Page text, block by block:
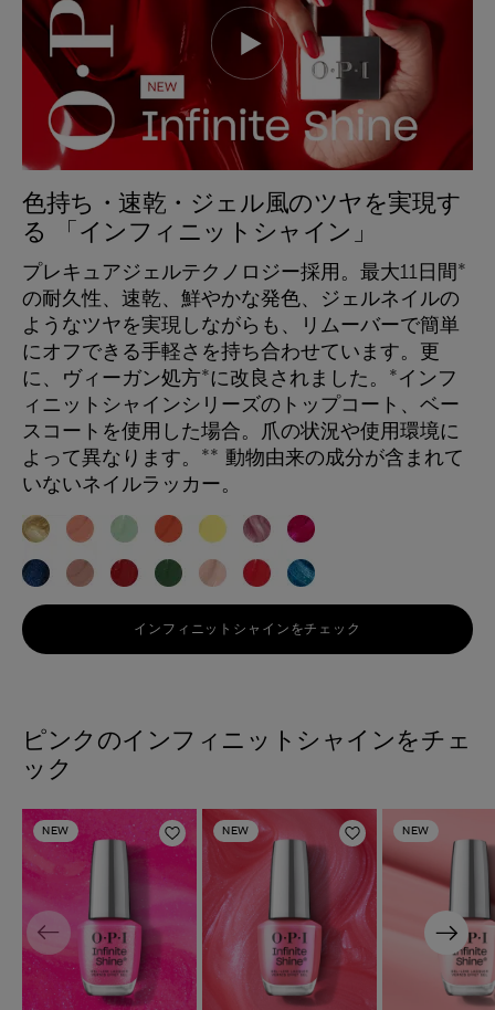
色持ち・速乾・ジェル風のツヤを実現す
る 「インフィニットシャイン」
プレキュアジェルテクノロジー採用。最大11日間*
の耐久性、速乾、鮮やかな発色、ジェルネイルの
ようなツヤを実現しながらも、リムーバーで簡単
にオフできる手軽さを持ち合わせています。更
に、ヴィーガン処方*に改良されました。*インフ
ィニットシャインシリーズのトップコート、ベー
スコートを使用した場合。爪の状況や使用環境に
よって異なります。** 動物由来の成分が含まれて
いないネイルラッカー。
インフィニットシャインをチェック
ピンクのインフィニットシャインをチェ
ック
NEW
ほしいものリストに追加
NEW
ほしいものリス
NEW
Previous Next